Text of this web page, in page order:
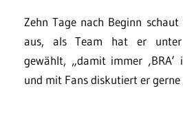
Zehn Tage nach Beginn
aus, als Team hat er unter
gewählt, „damit immer
und mit Fans diskutiert er